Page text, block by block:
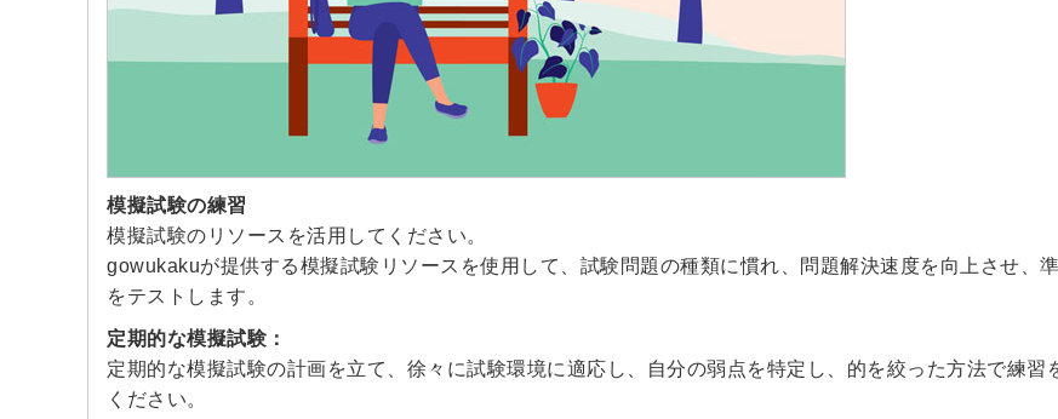
模擬試験の練習
模擬試験のリソースを活用してください。
gowukakuが提供する模擬試験リソースを使用して、試験問題の種類に慣れ、問題解決速度を向上させ、
をテストします。
定期的な模擬試験：
定期的な模擬試験の計画を立て、徐々に試験環境に適応し、自分の弱点を特定し、的を絞った方法で練習
ください。